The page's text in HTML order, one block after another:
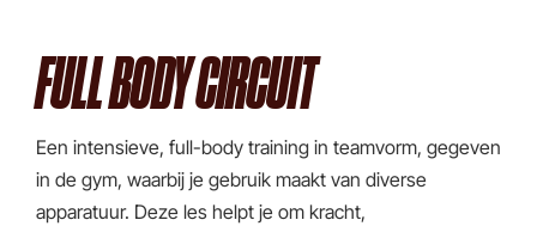
FULL BODY CIRCUIT
Een intensieve, full-body training in teamvorm, gegeven
in de gym, waarbij je gebruik maakt van diverse
apparatuur. Deze les helpt je om kracht,